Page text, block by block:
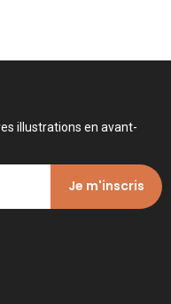
illustrations en avant-
Je m'inscris